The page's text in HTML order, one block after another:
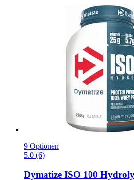
9 Optionen
5.0 (6)
Dymatize ISO 100